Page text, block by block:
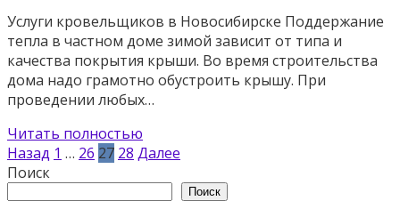
Услуги кровельщиков в Новосибирске Поддержание
тепла в частном доме зимой зависит от типа и
качества покрытия крыши. Во время строительства
дома надо грамотно обустроить крышу. При
проведении любых…
Читать полностью
Пагинация
записей
Назад 1 … 26 27 28 Далее
Поиск
Поиск